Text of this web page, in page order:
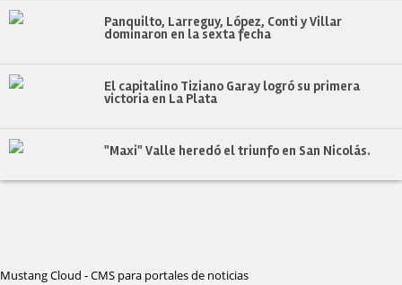
Panquilto, Larreguy, López, Conti y Villar
dominaron en la sexta fecha
El capitalino Tiziano Garay logró su primera
victoria en La Plata
"Maxi" Valle heredó el triunfo en San Nicolás.
Mustang Cloud - CMS para portales de noticias